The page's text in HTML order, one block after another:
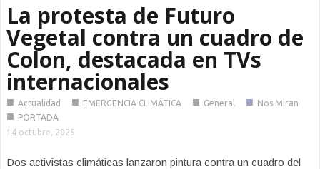
La protesta de Futuro
Vegetal contra un cuadro de
Colon, destacada en TVs
internacionales
■ Actualidad ■ EMERGENCIA CLIMÁTICA ■ General ■ Nos Miran
■ PORTADA
14 octubre, 2025
Dos activistas climáticas lanzaron pintura contra un cuadro del